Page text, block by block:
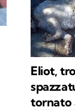
Eliot,
tornato